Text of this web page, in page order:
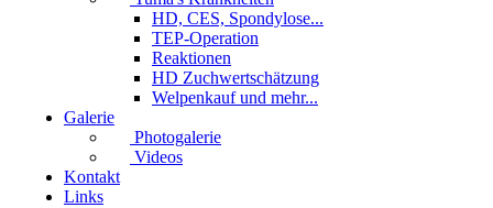
HD, CES, Spondylose...
TEP-Operation
Reaktionen
HD Zuchwertschätzung
Welpenkauf und mehr...
Galerie
Photogalerie
Videos
Kontakt
Links